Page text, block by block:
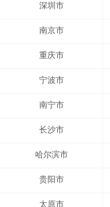
深圳市
南京市
重庆市
宁波市
南宁市
长沙市
哈尔滨市
贵阳市
太原市